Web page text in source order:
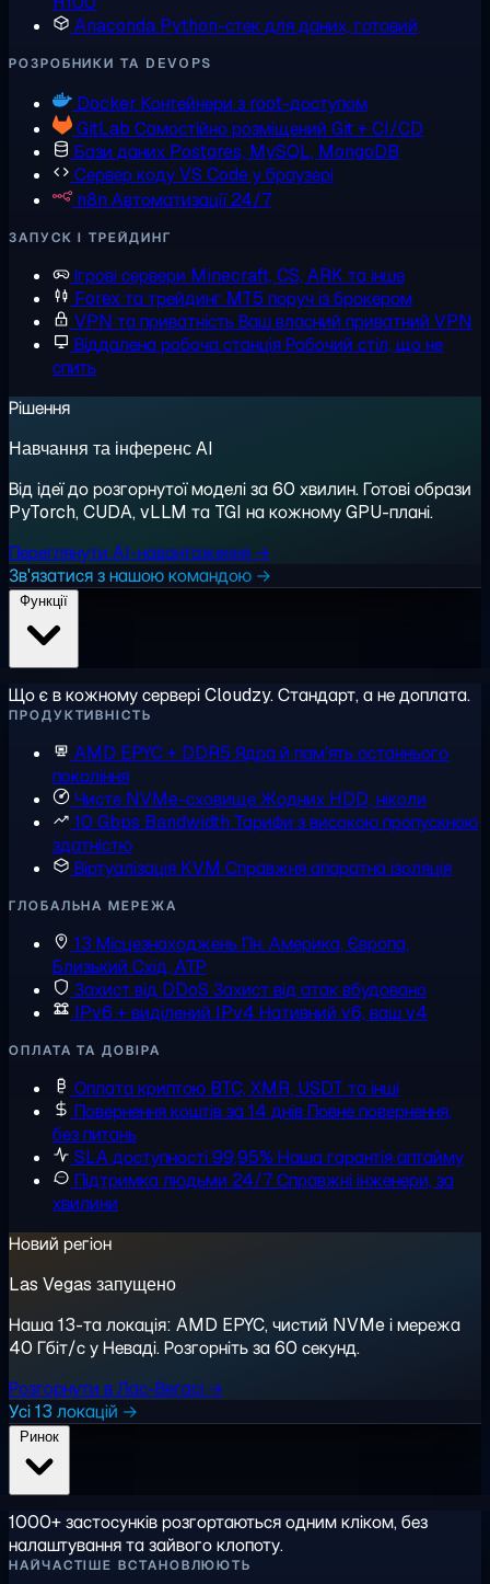
Anaconda Python-стек для даних, готовий
РОЗРОБНИКИ ТА DEVOPS
Docker Контейнери з root-доступом
GitLab Самостійно розміщений Git + CI/CD
Бази даних Postgres, MySQL, MongoDB
Сервер кодуVS Code у браузері
n8n Автоматизації 24/7
ЗАПУСК І ТРЕЙДИНГ
Ігрові сервери Minecraft, CS, ARK та інше
Forex та трейдинг MT5 поруч із брокером
VPN та приватністьВаш власний приватний VPN
Віддалена робоча станціяРобочий стіл, що не
спить
Рішення
Навчання та інференс AI
Від ідеї до розгорнутої моделі за 60 хвилин. Готові образи
PyTorch, CUDA, vLLM та TGI на кожному GPU-плані.
Переглянути AI-навантаження →
Зв'язатися з нашою командою →
Що є в кожному сервері Cloudzy. Стандарт, а не доплата.
ПРОДУКТИВНІСТЬ
AMD EPYC + DDR5 Ядра й пам'ять останнього
покоління
Чисте NVMe-сховищеЖодних HDD, ніколи
10 Gbps Bandwidth Тарифи з високою пропускною
здатністю
Віртуалізація KVM Справжня апаратна ізоляція
ГЛОБАЛЬНА МЕРЕЖА
13 Місцезнаходжень Пн. Америка, Європа,
Близький Схід, АТР
Захист від DDoS Захист від атак вбудовано
IPv6 + виділений IPv4 Нативний v6, ваш v4
ОПЛАТА ТА ДОВІРА
Оплата криптою BTC, XMR, USDT та інші
Повернення коштів за 14 днів Повне повернення,
без питань
SLA доступності 99,95% Наша гарантія аптайму
Підтримка людьми 24/7Справжні інженери, за
хвилини
Новий регіон
Las Vegas запущено
Наша 13-та локація: AMD EPYC, чистий NVMe і мережа
40 Гбіт/с у Неваді. Розгорніть за 60 секунд.
Розгорнути в Лас-Вегасі →
Усі 13 локацій →
1000+ застосунків розгортаються одним кліком, без
налаштування та зайвого клопоту.
НАЙЧАСТІШЕ ВСТАНОВЛЮЮТЬ